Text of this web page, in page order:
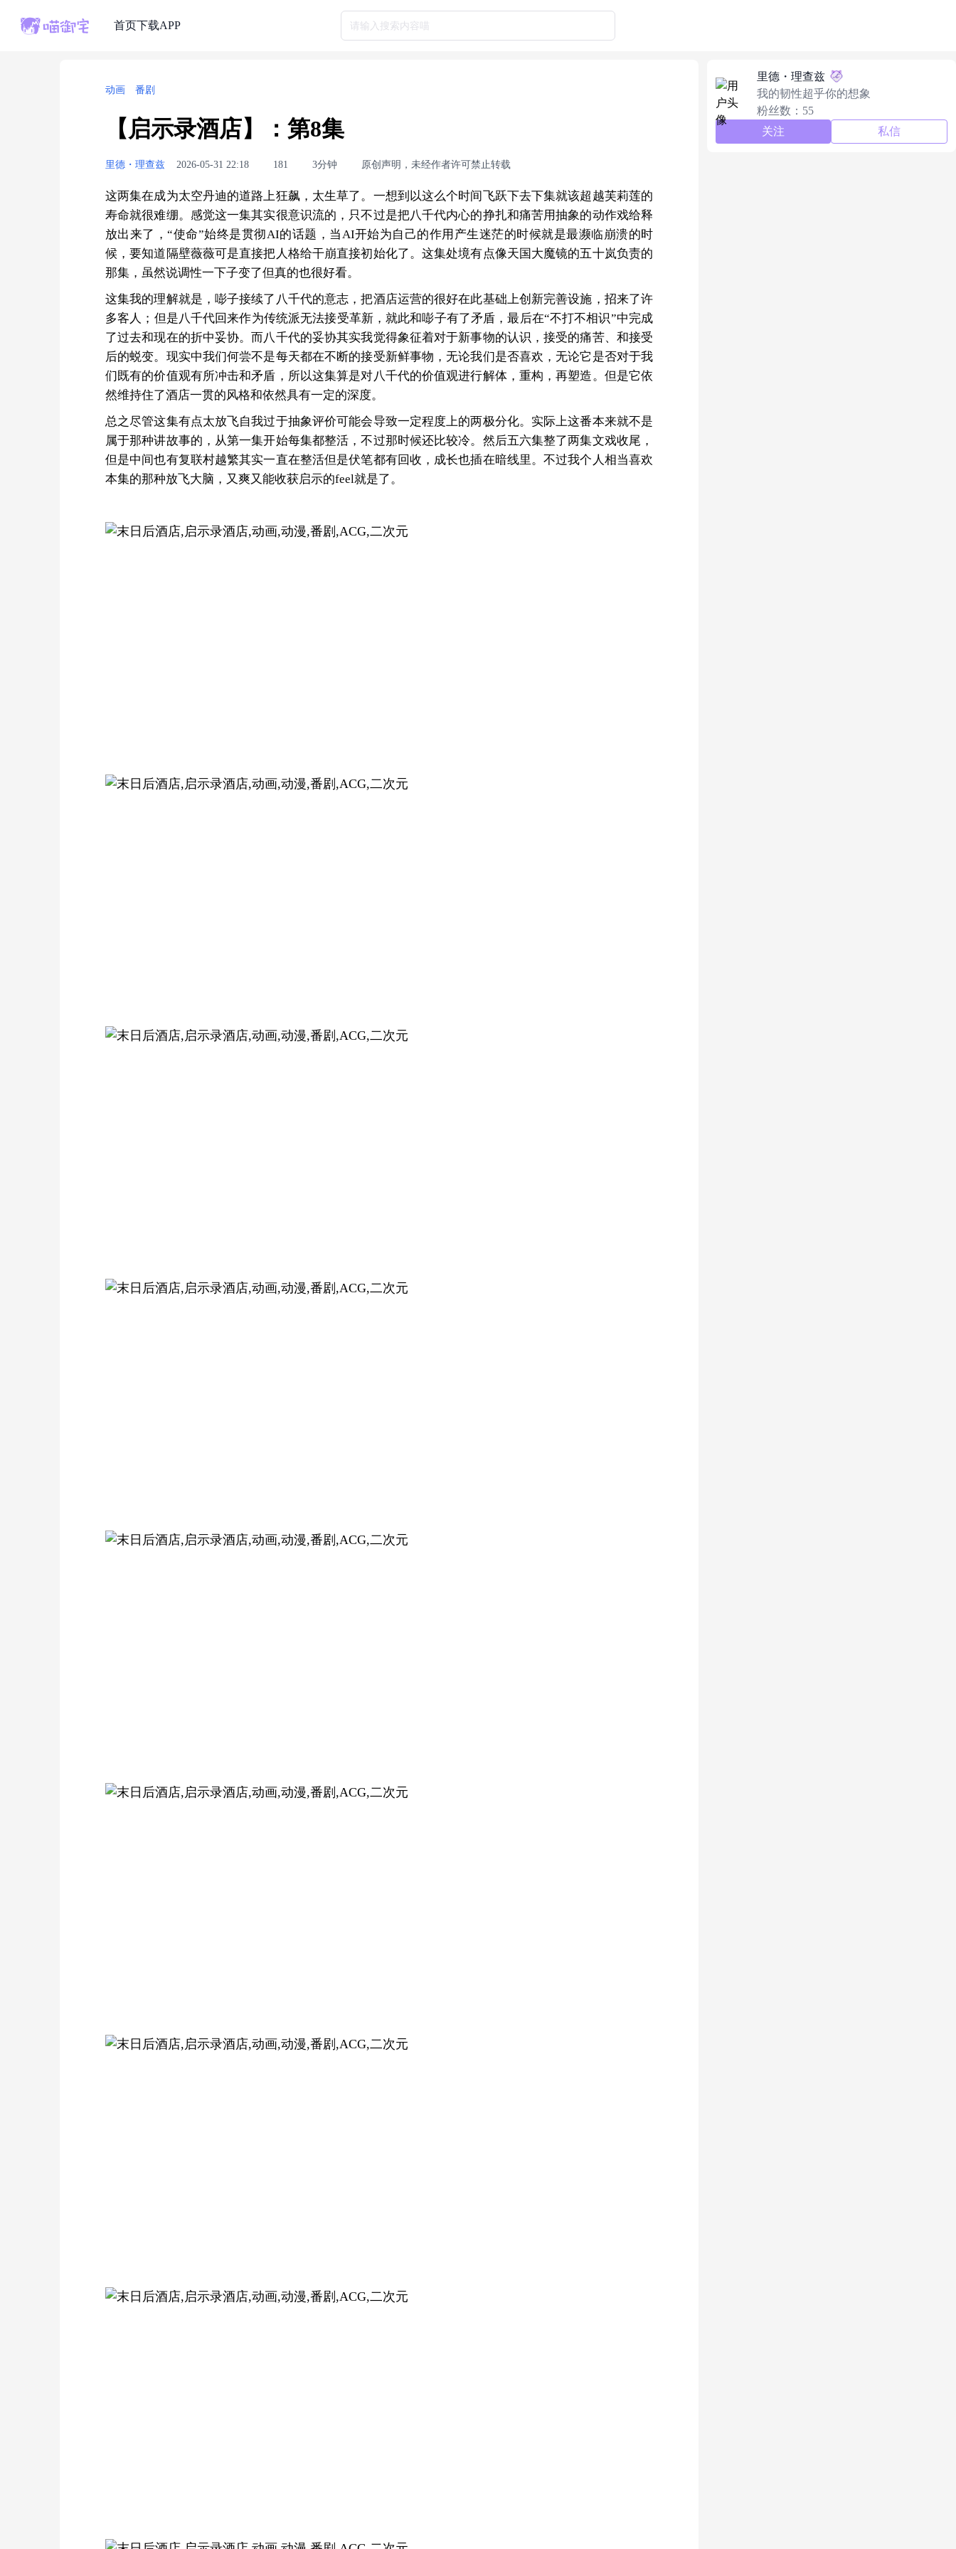
首页下载APP 请输入搜索内容喵
动画 番剧
【启示录酒店】：第8集
里德・理查兹 2026-05-31 22:18 181 3分钟 原创声明，未经作者许可禁止转载
这两集在成为太空丹迪的道路上狂飙，太生草了。一想到以这么个时间飞跃下去下集就该超越芙莉莲的
寿命就很难绷。感觉这一集其实很意识流的，只不过是把八千代内心的挣扎和痛苦用抽象的动作戏给释
放出来了，“使命”始终是贯彻AI的话题，当AI开始为自己的作用产生迷茫的时候就是最濒临崩溃的时
候，要知道隔壁薇薇可是直接把人格给干崩直接初始化了。这集处境有点像天国大魔镜的五十岚负责的
那集，虽然说调性一下子变了但真的也很好看。
这集我的理解就是，嘭子接续了八千代的意志，把酒店运营的很好在此基础上创新完善设施，招来了许
多客人；但是八千代回来作为传统派无法接受革新，就此和嘭子有了矛盾，最后在“不打不相识”中完成
了过去和现在的折中妥协。而八千代的妥协其实我觉得象征着对于新事物的认识，接受的痛苦、和接受
后的蜕变。现实中我们何尝不是每天都在不断的接受新鲜事物，无论我们是否喜欢，无论它是否对于我
们既有的价值观有所冲击和矛盾，所以这集算是对八千代的价值观进行解体，重构，再塑造。但是它依
然维持住了酒店一贯的风格和依然具有一定的深度。
总之尽管这集有点太放飞自我过于抽象评价可能会导致一定程度上的两极分化。实际上这番本来就不是
属于那种讲故事的，从第一集开始每集都整活，不过那时候还比较冷。然后五六集整了两集文戏收尾，
但是中间也有复联村越繁其实一直在整活但是伏笔都有回收，成长也插在暗线里。不过我个人相当喜欢
本集的那种放飞大脑，又爽又能收获启示的feel就是了。
里德・理查兹
我的韧性超乎你的想象
粉丝数：55
关注
私信